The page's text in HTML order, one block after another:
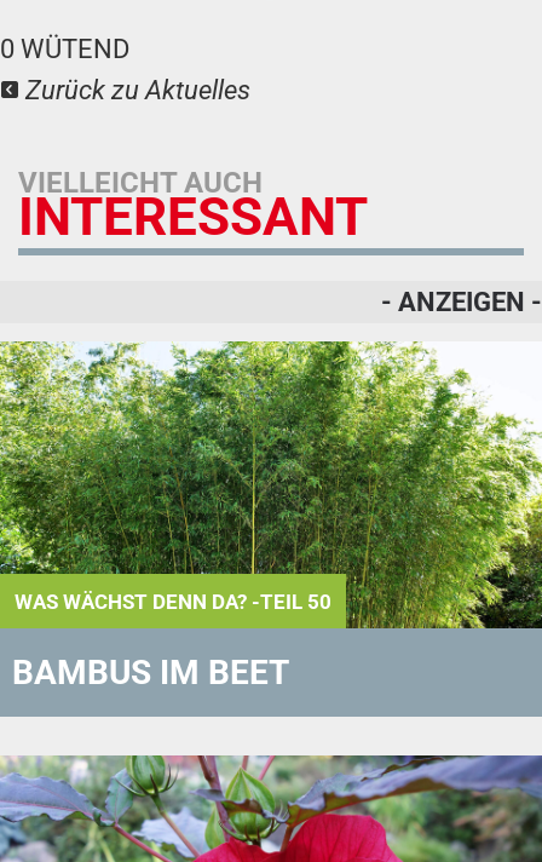
0 WÜTEND
Zurück zu Aktuelles
VIELLEICHT AUCH
INTERESSANT
- ANZEIGEN -
WAS WÄCHST DENN DA? -TEIL 50
BAMBUS IM BEET